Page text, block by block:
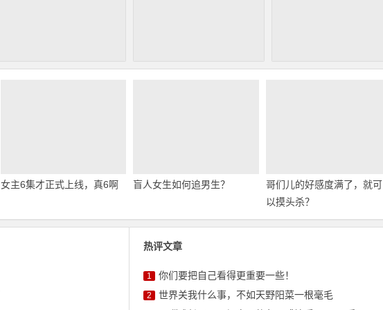
女主6集才正式上线，真6啊 盲人女生如何追男生？
哥们儿的好感度满了，就可
以摸头杀？
热评文章
1 你们要把自己看得更重要一些！
2
世界关我什么事，不如天野阳菜一根毫毛